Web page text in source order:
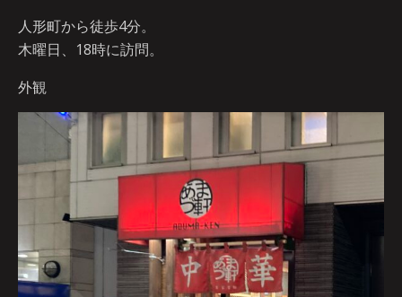
人形町から徒歩4分。
木曜日、18時に訪問。
外観